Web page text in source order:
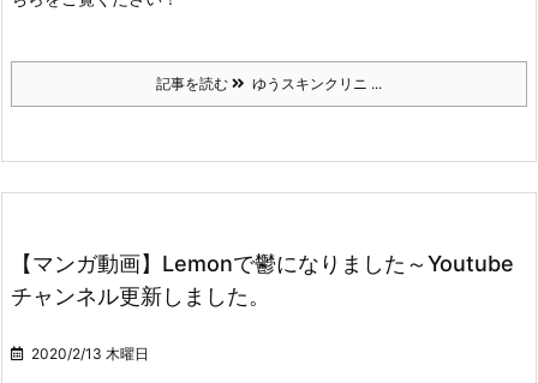
記事を読む ゆうスキンクリニ ...
【マンガ動画】Lemonで鬱になりました～Youtube
チャンネル更新しました。
2020/2/13 木曜日